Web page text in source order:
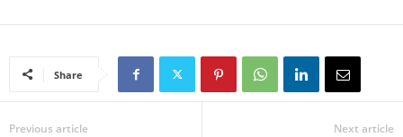
Share
Previous article Next article